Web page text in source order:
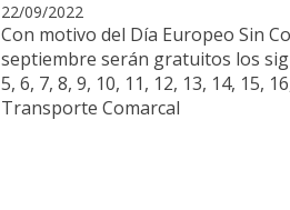
22/09/2022
Con motivo del Día Europeo Sin
septiembre serán gratuitos los
5, 6, 7, 8, 9, 10, 11, 12, 13, 14, 15,
Transporte Comarcal